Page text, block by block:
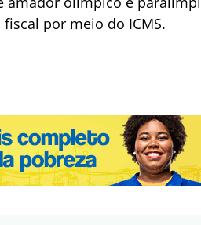
por meio do ICMS.